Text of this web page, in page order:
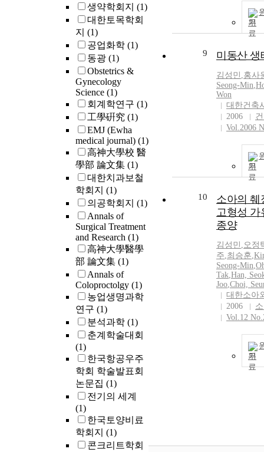
생약학회지 (1)
대한토목학회
지 (1)
공업화학 (1)
동광 (1)
Obstetrics &
Gynecology
Science (1)
회계학연구 (1)
工學硏究 (1)
EMJ (Ewha
medical journal) (1)
高神大學校 醫
學部 論文集 (1)
대한치과보철
학회지 (1)
의공학회지 (1)
Annals of
Surgical Treatment
and Research (1)
高神大學醫學
部 論文集 (1)
Annals of
Coloproctolgy (1)
농업생명과학
연구 (1)
분석과학 (1)
춘계학술대회
(1)
한국항공우주
학회 학술발표회
논문집 (1)
전기의 세계
(1)
한국토양비료
학회지 (1)
콘크리트학회
기
9 미동산 생
김성민 ,홍사
Seong-Min,
Won
대한건축
2006
Vol.2006
기
10
소아의 췌
고형성 가
종양
김성민 ,오정
주,최승훈,
Seong-Min,
Tak,Han,
Joo,Choi,
대한소아
2006
Vol.12
기